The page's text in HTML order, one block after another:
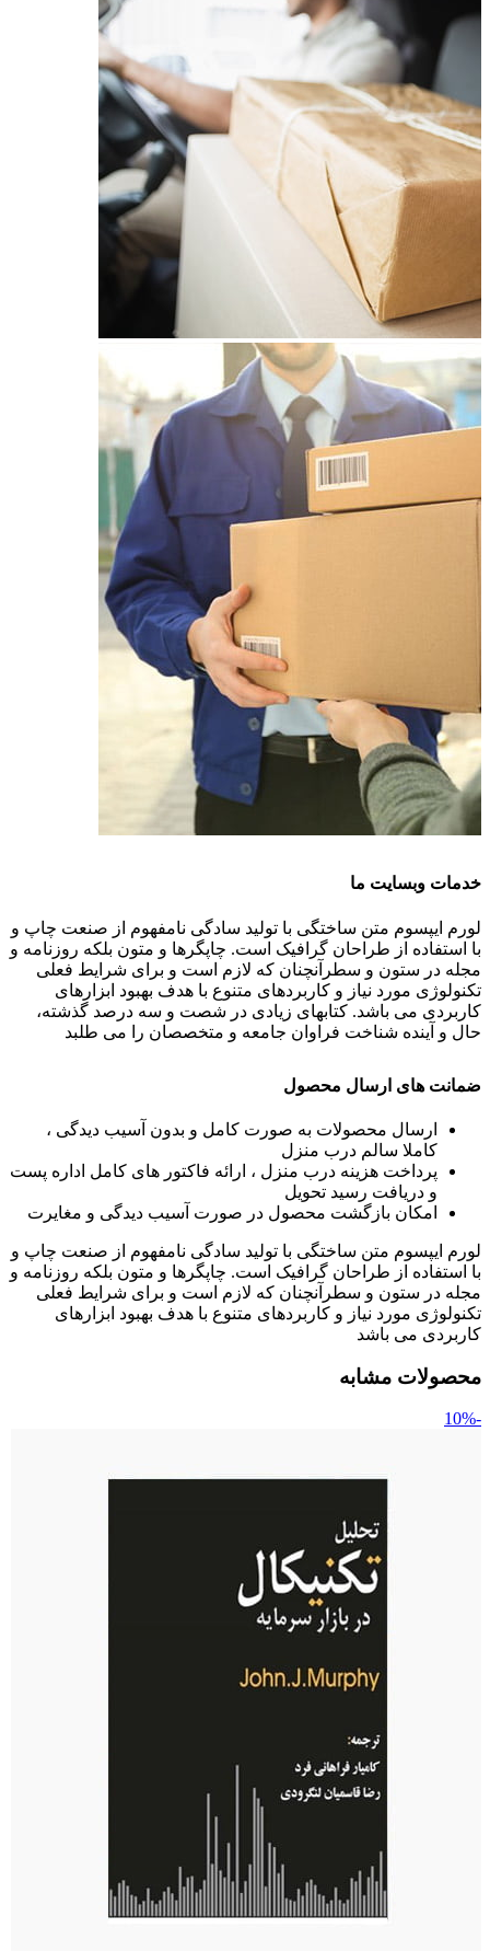
خدمات وبسایت ما
لورم ایپسوم متن ساختگی با تولید سادگی نامفهوم از صنعت چاپ و
با استفاده از طراحان گرافیک است. چاپگرها و متون بلکه روزنامه و
مجله در ستون و سطرآنچنان که لازم است و برای شرایط فعلی
تکنولوژی مورد نیاز و کاربردهای متنوع با هدف بهبود ابزارهای
کاربردی می باشد. کتابهای زیادی در شصت و سه درصد گذشته،
حال و آینده شناخت فراوان جامعه و متخصصان را می طلبد
ضمانت های ارسال محصول
ارسال محصولات به صورت کامل و بدون آسیب دیدگی ،
کاملا سالم درب منزل
پرداخت هزینه درب منزل ، ارائه فاکتور های کامل اداره پست
و دریافت رسید تحویل
امکان بازگشت محصول در صورت آسیب دیدگی و مغایرت
لورم ایپسوم متن ساختگی با تولید سادگی نامفهوم از صنعت چاپ و
با استفاده از طراحان گرافیک است. چاپگرها و متون بلکه روزنامه و
مجله در ستون و سطرآنچنان که لازم است و برای شرایط فعلی
تکنولوژی مورد نیاز و کاربردهای متنوع با هدف بهبود ابزارهای
کاربردی می باشد
محصولات مشابه
-10%